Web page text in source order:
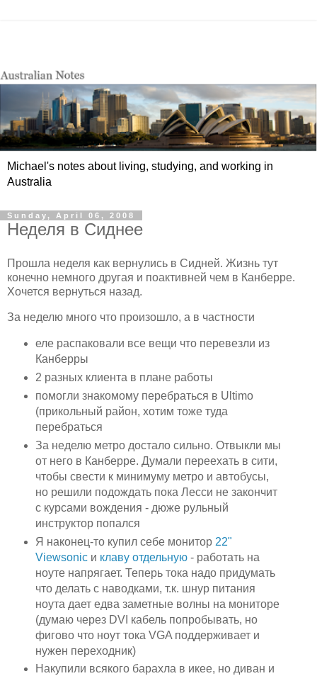
Michael's notes about living, studying, and working in
Australia
Sunday, April 06, 2008
Неделя в Сиднее
Прошла неделя как вернулись в Сидней. Жизнь тут
конечно немного другая и поактивней чем в Канберре.
Хочется вернуться назад.
За неделю много что произошло, а в частности
еле распаковали все вещи что перевезли из
Канберры
2 разных клиента в плане работы
помогли знакомому перебраться в Ultimo
(прикольный район, хотим тоже туда
перебраться
За неделю метро достало сильно. Отвыкли мы
от него в Канберре. Думали переехать в сити,
чтобы свести к минимуму метро и автобусы,
но решили подождать пока Лесси не закончит
с курсами вождения - дюже рульный
инструктор попался
Я наконец-то купил себе монитор 22"
Viewsonicи клаву отдельную- работать на
ноуте напрягает. Теперь тока надо придумать
что делать с наводками, т.к. шнур питания
ноута дает едва заметные волны на мониторе
(думаю через DVI кабель попробывать, но
фигово что ноут тока VGA поддерживает и
нужен переходник)
Накупили всякого барахла в икее, но диван и